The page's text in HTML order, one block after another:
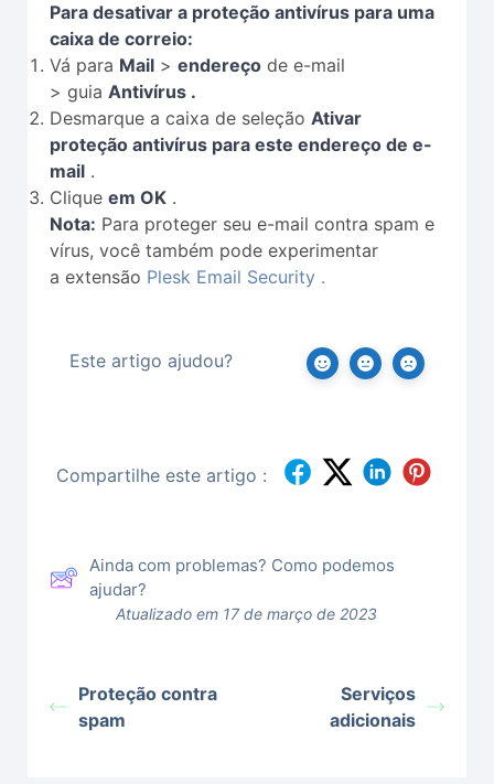
Para desativar a proteção antivírus para uma
caixa de correio:
Vá para Mail > endereço de e-mail
> guia Antivírus .
Desmarque a caixa de seleção Ativar
proteção antivírus para este endereço de e-
mail .
Clique em OK .
Nota: Para proteger seu e-mail contra spam e
vírus, você também pode experimentar
a extensão Plesk Email Security .
Este artigo ajudou?
Compartilhe este artigo :
Ainda com problemas? Como podemos
ajudar?
Atualizado em 17 de março de 2023
Proteção contra
spam
Serviços
adicionais